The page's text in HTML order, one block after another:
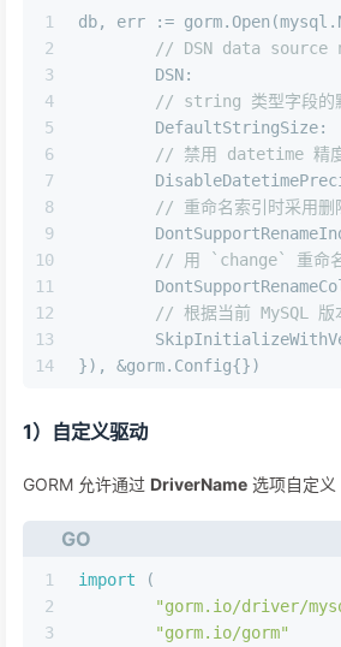
1
2
3
4
5
6
7
8
9
10
11
12
13
14
db, err :=
// DSN data source
// string 类型字段的
// 禁用
// 重命名索
// 用
// 根
}), &gorm.Config{})
1）自定义驱动
GORM 允许通过 DriverName 选项自定义
GO
1
2
3
import (
"gorm.io/driver/
"gorm.io/gorm"